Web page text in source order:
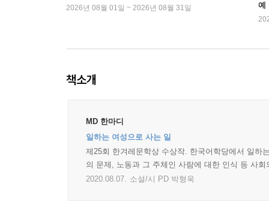
2026년 08월 01일 ~ 2026년 08월 31일
예
책소개
MD 한마디
일하는 여성으로 사는 일
제25회 한겨레문학상 수상작. 한국어학당에서 일하
의 문제, 노동과 그 주체인 사람에 대한 인식 등 사
2020.08.07. 소설/시 PD 박형욱